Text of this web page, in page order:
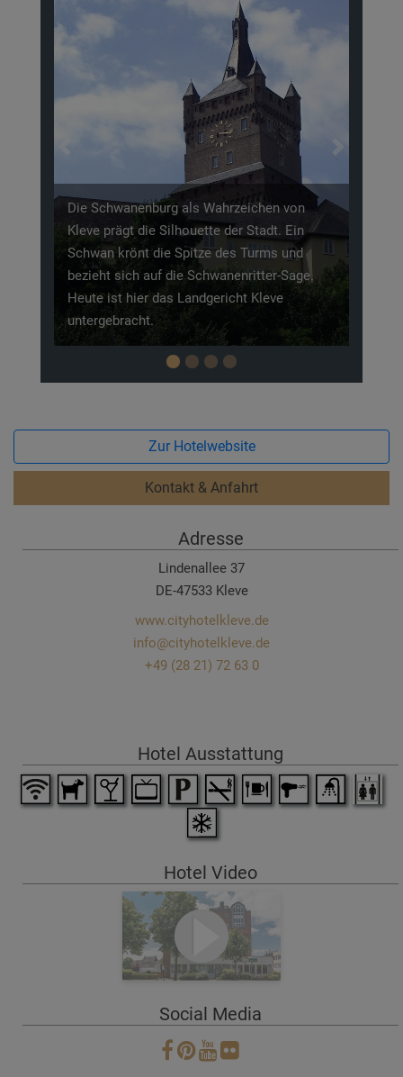
Im 17. Jahrhundert gestaltete Johann Moritz
von Nassau-Siegen seine Residenzstadt und
die Umgebung zu einer bemerkenswerten
Parklandschaft. Zu ihr gehören unter
anderem das Amphitheater und der
Forstgarten.
Next
Zur Hotelwebsite
Kontakt & Anfahrt
Adresse
Lindenallee 37
DE-47533 Kleve
www.cityhotelkleve.de
info@cityhotelkleve.de
+49 (28 21) 72 63 0
Hotel Ausstattung
Hotel Video
Social Media